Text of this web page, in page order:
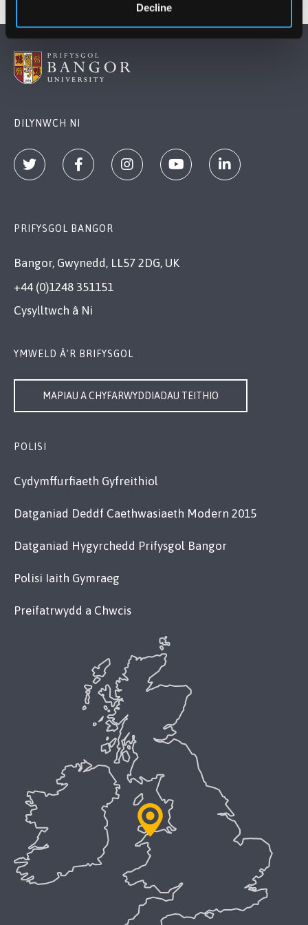
Decline
DILYNWCH NI
PRIFYSGOL BANGOR
Bangor, Gwynedd, LL57 2DG, UK
+44 (0)1248 351151
Cysylltwch â Ni
YMWELD Â’R BRIFYSGOL
MAPIAU A CHYFARWYDDIADAU TEITHIO
POLISI
Cydymffurfiaeth Gyfreithiol
Datganiad Deddf Caethwasiaeth Modern 2015
Datganiad Hygyrchedd Prifysgol Bangor
Polisi Iaith Gymraeg
Preifatrwydd a Chwcis